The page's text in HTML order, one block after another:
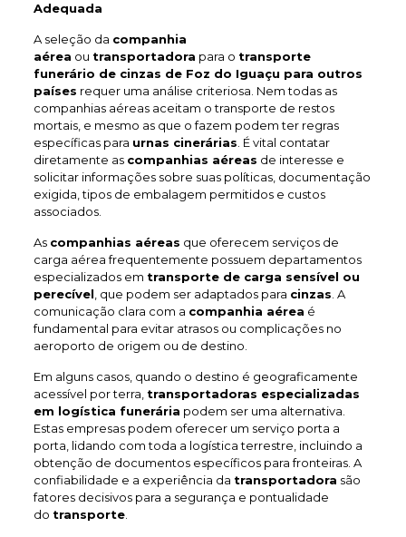
Adequada
A seleção da companhia
aérea ou transportadora para o transporte
funerário de cinzas de Foz do Iguaçu para outros
países requer uma análise criteriosa. Nem todas as
companhias aéreas aceitam o transporte de restos
mortais, e mesmo as que o fazem podem ter regras
específicas para urnas cinerárias . É vital contatar
diretamente as companhias aéreas de interesse e
solicitar informações sobre suas políticas, documentação
exigida, tipos de embalagem permitidos e custos
associados.
As companhias aéreas que oferecem serviços de
carga aérea frequentemente possuem departamentos
especializados em transporte de carga sensível ou
perecível , que podem ser adaptados para cinzas . A
comunicação clara com a companhia aérea é
fundamental para evitar atrasos ou complicações no
aeroporto de origem ou de destino.
Em alguns casos, quando o destino é geograficamente
acessível por terra, transportadoras especializadas
em logística funerária podem ser uma alternativa.
Estas empresas podem oferecer um serviço porta a
porta, lidando com toda a logística terrestre, incluindo a
obtenção de documentos específicos para fronteiras. A
confiabilidade e a experiência da transportadora são
fatores decisivos para a segurança e pontualidade
do transporte.